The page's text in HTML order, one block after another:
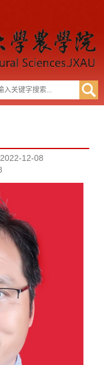
12-08